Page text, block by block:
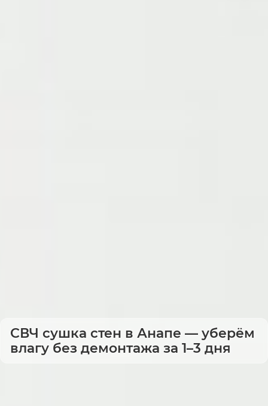
СВЧ сушка стен в Анапе — уберём
влагу без демонтажа за 1–3 дня